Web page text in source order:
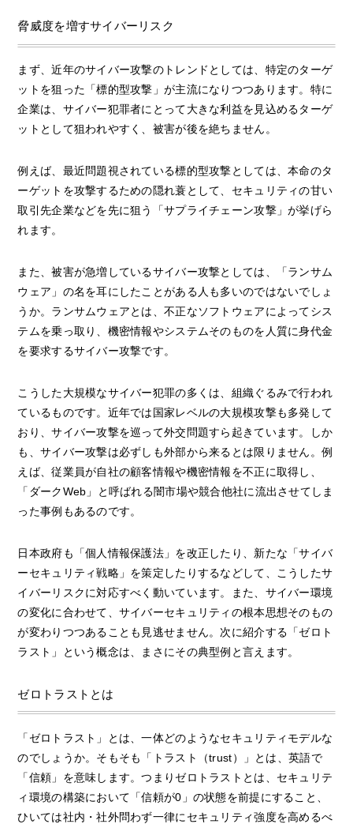
脅威度を増すサイバーリスク
まず、近年のサイバー攻撃のトレンドとしては、特定のターゲ
ットを狙った「標的型攻撃」が主流になりつつあります。特に
企業は、サイバー犯罪者にとって大きな利益を見込めるターゲ
ットとして狙われやすく、被害が後を絶ちません。
例えば、最近問題視されている標的型攻撃としては、本命のタ
ーゲットを攻撃するための隠れ蓑として、セキュリティの甘い
取引先企業などを先に狙う「サプライチェーン攻撃」が挙げら
れます。
また、被害が急増しているサイバー攻撃としては、「ランサム
ウェア」の名を耳にしたことがある人も多いのではないでしょ
うか。ランサムウェアとは、不正なソフトウェアによってシス
テムを乗っ取り、機密情報やシステムそのものを人質に身代金
を要求するサイバー攻撃です。
こうした大規模なサイバー犯罪の多くは、組織ぐるみで行われ
ているものです。近年では国家レベルの大規模攻撃も多発して
おり、サイバー攻撃を巡って外交問題すら起きています。しか
も、サイバー攻撃は必ずしも外部から来るとは限りません。例
えば、従業員が自社の顧客情報や機密情報を不正に取得し、
「ダークWeb」と呼ばれる闇市場や競合他社に流出させてしま
った事例もあるのです。
日本政府も「個人情報保護法」を改正したり、新たな「サイバ
ーセキュリティ戦略」を策定したりするなどして、こうしたサ
イバーリスクに対応すべく動いています。また、サイバー環境
の変化に合わせて、サイバーセキュリティの根本思想そのもの
が変わりつつあることも見逃せません。次に紹介する「ゼロト
ラスト」という概念は、まさにその典型例と言えます。
ゼロトラストとは
「ゼロトラスト」とは、一体どのようなセキュリティモデルな
のでしょうか。そもそも「トラスト（trust）」とは、英語で
「信頼」を意味します。つまりゼロトラストとは、セキュリテ
ィ環境の構築において「信頼が0」の状態を前提にすること、
ひいては社内・社外問わず一律にセキュリティ強度を高めるべ